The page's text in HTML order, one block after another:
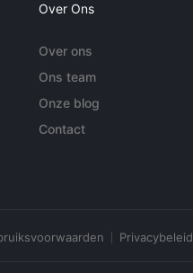
Over Ons
Over ons
Ons team
Onze blog
Contact
Privacybeleid